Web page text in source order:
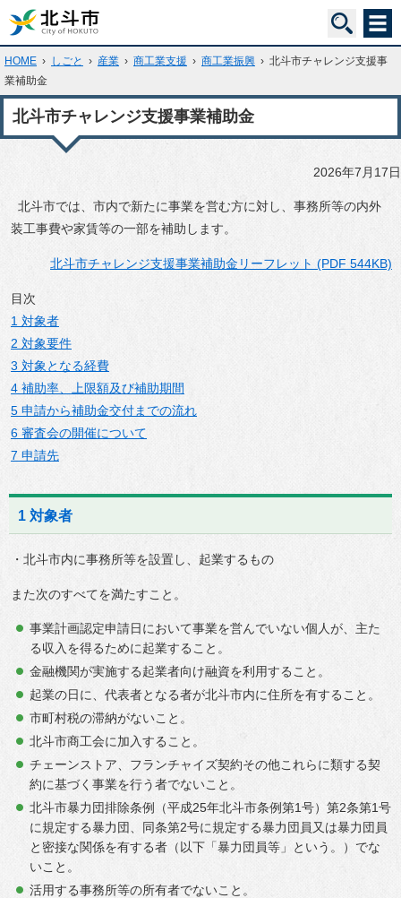
HOME › しごと › 産業 › 商工業支援 › 商工業振興 › 北斗市チャレンジ支援事
業補助金
北斗市チャレンジ支援事業補助金
2026年7月17日
北斗市では、市内で新たに事業を営む方に対し、事務所等の内外
装工事費や家賃等の一部を補助します。
北斗市チャレンジ支援事業補助金リーフレット (PDF 544KB)
目次
1 対象者
2 対象要件
3 対象となる経費
4 補助率、上限額及び補助期間
5 申請から補助金交付までの流れ
6 審査会の開催について
7 申請先
1 対象者
・北斗市内に事務所等を設置し、起業するもの
また次のすべてを満たすこと。
事業計画認定申請日において事業を営んでいない個人が、主た
る収入を得るために起業すること。
金融機関が実施する起業者向け融資を利用すること。
起業の日に、代表者となる者が北斗市内に住所を有すること。
市町村税の滞納がないこと。
北斗市商工会に加入すること。
チェーンストア、フランチャイズ契約その他これらに類する契
約に基づく事業を行う者でないこと。
北斗市暴力団排除条例（平成25年北斗市条例第1号）第2条第1号
に規定する暴力団、同条第2号に規定する暴力団員又は暴力団員
と密接な関係を有する者（以下「暴力団員等」という。）でな
いこと。
活用する事務所等の所有者でないこと。